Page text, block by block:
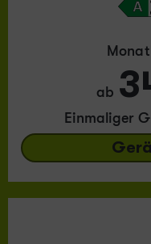
ab
Einmaliger